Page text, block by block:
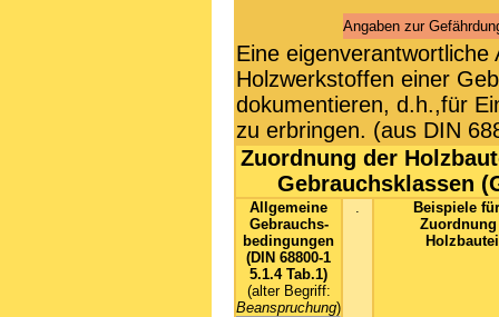
Angaben zur
Eine
Holzwerkstoffen einer
dokumentieren, d.h.,für
zu erbringen. (aus DIN
Zuordnung der
Gebrauchsklassen
Allgemeine
Gebrauchs­
bedingungen
(DIN 68800-1
5.1.4 Tab.1)
(alter Begriff:
Beanspruchung)
.
Beispiele